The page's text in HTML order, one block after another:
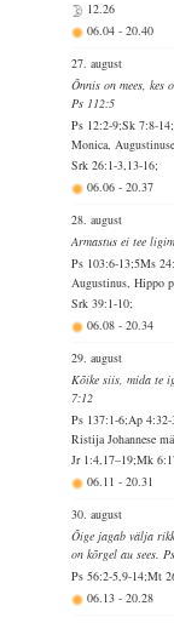
12.26
06.04-20.40
27. august
Õnnis on mees, kes
Ps 112:5
Ps 12:2-9;Sk 7:8-
Monica,
Srk 26:1-3,13-16;
06.06-20.37
28. august
Armastus ei tee
Ps 103:6-13;5Ms
Augustinus, Hippo
Srk 39:1-10;
06.08-20.34
29. august
Kõike siis, mida te
7:12
Ps 137:1-6;Ap
Ristija Johannese
Jr 1:4,17–19;Mk
06.11-20.31
30. august
Õige jagab välja
on kõrgel au sees.
Ps 56:2-5,9-14;Mt
06.13-20.28